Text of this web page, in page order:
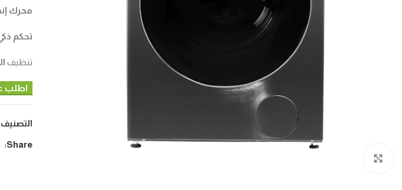
محرك
تحكم
تنظيف
اطلب
Share: